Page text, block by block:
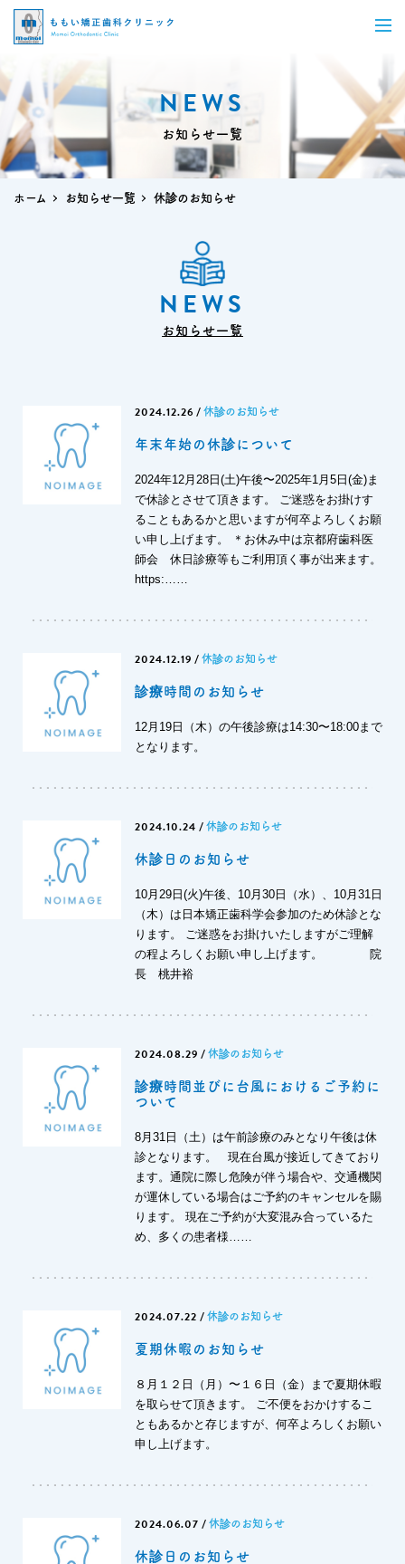
NEWS
お知らせ一覧
ホーム お知らせ一覧 休診のお知らせ
NEWS
お知らせ一覧
2024.12.26 / 休診のお知らせ
年末年始の休診について
2024年12月28日(土)午後〜2025年1月5日(金)ま
で休診とさせて頂きます。 ご迷惑をお掛けす
ることもあるかと思いますが何卒よろしくお願
い申し上げます。 ＊お休み中は京都府歯科医
師会 休日診療等もご利用頂く事が出来ます。
https:……
2024.12.19 / 休診のお知らせ
診療時間のお知らせ
12月19日（木）の午後診療は14:30〜18:00まで
となります。
2024.10.24 / 休診のお知らせ
休診日のお知らせ
10月29日(火)午後、10月30日（水）、10月31日
（木）は日本矯正歯科学会参加のため休診とな
ります。 ご迷惑をお掛けいたしますがご理解
の程よろしくお願い申し上げます。 院
長 桃井裕
2024.08.29 / 休診のお知らせ
診療時間並びに台風におけるご予約に
ついて
8月31日（土）は午前診療のみとなり午後は休
診となります。 現在台風が接近してきており
ます。通院に際し危険が伴う場合や、交通機関
が運休している場合はご予約のキャンセルを賜
ります。 現在ご予約が大変混み合っているた
め、多くの患者様……
2024.07.22 / 休診のお知らせ
夏期休暇のお知らせ
８月１２日（月）〜１６日（金）まで夏期休暇
を取らせて頂きます。 ご不便をおかけするこ
ともあるかと存じますが、何卒よろしくお願い
申し上げます。
2024.06.07 / 休診のお知らせ
休診日のお知らせ